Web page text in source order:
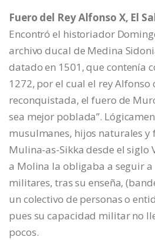
Fuero del Rey Alfonso X, El
Encontró el historiador
archivo ducal de Medina
datado en 1501, que contenía
1272, por el cual el rey Alfonso
reconquistada, el fuero de
sea mejor poblada”.
musulmanes, hijos naturales y
Mulina-as-Sikka desde el siglo
a Molina la obligaba a seguir
militares, tras su enseña,
un colectivo de personas o
pues su capacidad militar no
pocos.